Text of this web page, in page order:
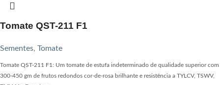
Tomate QST-211 F1
Sementes, Tomate
Tomate QST-211 F1: Um tomate de estufa indeterminado de qualidade superior com
300-450 gm de frutos redondos cor-de-rosa brilhante e resistência a TYLCV, TSWV,